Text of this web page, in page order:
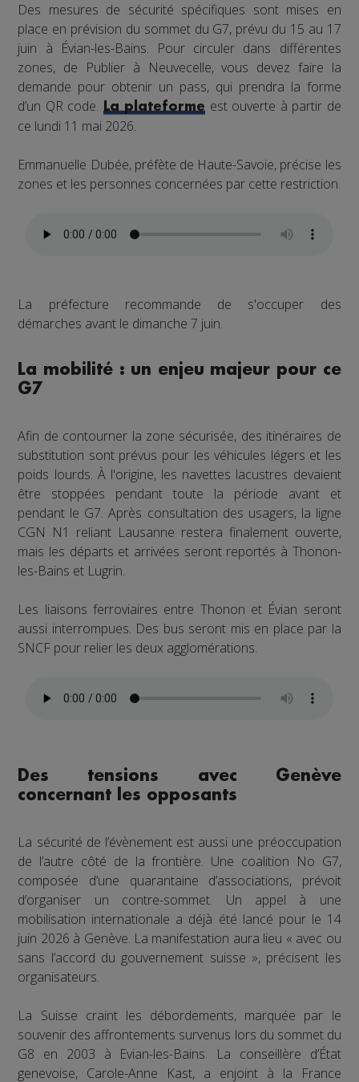
Des mesures de sécurité spécifiques sont mises en
place en prévision du sommet du G7, prévu du 15 au 17
juin à Évian-les-Bains. Pour circuler dans différentes
zones, de Publier à Neuvecelle, vous devez faire la
demande pour obtenir un pass, qui prendra la forme
d’un QR code.
La plateforme est ouverte à partir de
ce lundi 11 mai 2026.
Emmanuelle Dubée, préfète de Haute-Savoie, précise les
zones et les personnes concernées par cette restriction.
La préfecture recommande de s'occuper des
démarches avant le dimanche 7 juin.
La mobilité : un enjeu majeur pour ce
G7
Afin de contourner la zone sécurisée, des itinéraires de
substitution sont prévus pour les véhicules légers et les
poids lourds. À l'origine, les navettes lacustres devaient
être stoppées pendant toute la période avant et
pendant le G7. Après consultation des usagers, la ligne
CGN N1 reliant Lausanne restera finalement ouverte,
mais les départs et arrivées seront reportés à Thonon-
les-Bains et Lugrin.
Les liaisons ferroviaires entre Thonon et Évian seront
aussi interrompues. Des bus seront mis en place par la
SNCF pour relier les deux agglomérations.
Des tensions avec Genève
concernant les opposants
La sécurité de l’évènement est aussi une préoccupation
de l’autre côté de la frontière. Une coalition No G7,
composée d’une quarantaine d’associations, prévoit
d’organiser un contre-sommet. Un appel à une
mobilisation internationale a déjà été lancé pour le 14
juin 2026 à Genève. La manifestation aura lieu « avec ou
sans l’accord du gouvernement suisse », précisent les
organisateurs.
La Suisse craint les débordements, marquée par le
souvenir des affrontements survenus lors du sommet du
G8 en 2003 à Evian-les-Bains. La conseillère d’État
genevoise, Carole-Anne Kast, a enjoint à la France